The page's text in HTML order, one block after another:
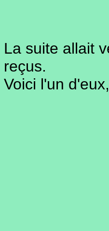
La suite allait
reçus.
Voici l'un